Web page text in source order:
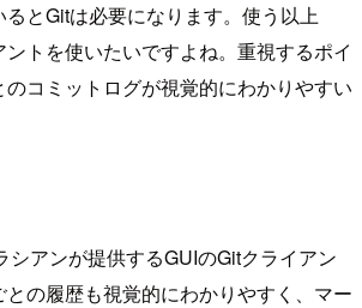
とGitは必要になります。使う以上
トを使いたいですよね。重視するポイ
コミットログが視覚的にわかりやすい
シアンが提供するGUIのGitクライアン
との履歴も視覚的にわかりやすく、マー